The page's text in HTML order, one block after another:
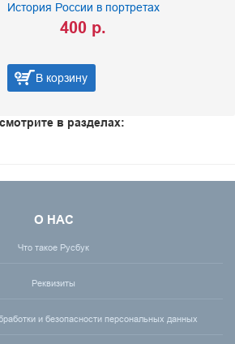
в портретах
в разделах:
О НАС
Что такое Русбук
Реквизиты
и безопасности персональных данных